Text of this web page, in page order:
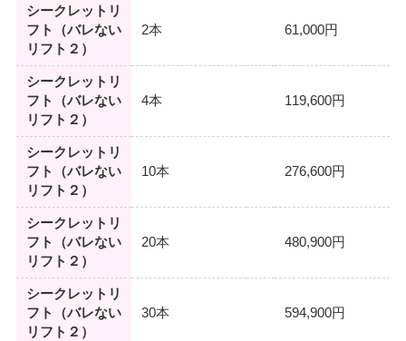
シークレットリ
フト（バレない
リフト２）
2本 61,000円
シークレットリ
フト（バレない
リフト２）
4本 119,600円
シークレットリ
フト（バレない
リフト２）
10本 276,600円
シークレットリ
フト（バレない
リフト２）
20本 480,900円
シークレットリ
フト（バレない
リフト２）
30本 594,900円